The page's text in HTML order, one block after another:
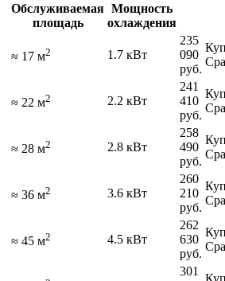
Обслуживаемая
площадь
Мощность
охлаждения
≈ 17 м2 1.7 кВт
235
090
руб.
≈ 22 м2 2.2 кВт
241
410
руб.
≈ 28 м2 2.8 кВт
258
490
руб.
≈ 36 м2 3.6 кВт
260
210
руб.
≈ 45 м2 4.5 кВт
262
630
руб.
301